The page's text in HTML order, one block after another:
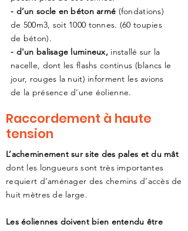
- d’un socle en béton armé (fondations)
de 500m3, soit 1000 tonnes. (60 toupies
de béton).
- d'un balisage lumineux, installé sur la
nacelle, dont les flashs continus (blancs le
jour, rouges la nuit) informent les avions
de la présence d'une éolienne.
Raccordement à haute
tension
L’acheminement sur site des pales et du mât
dont les longueurs sont très importantes
requiert d’aménager des chemins d’accès de
huit mètres de large.
Les éoliennes doivent bien entendu être